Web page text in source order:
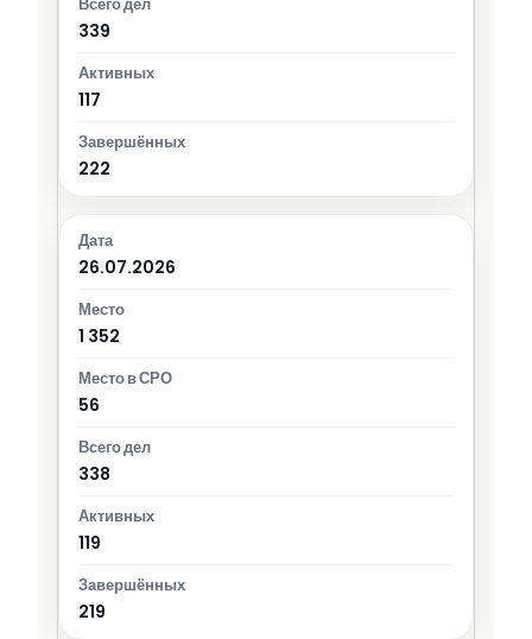
339
117
222
26.07.2026
1 352
56
338
119
219